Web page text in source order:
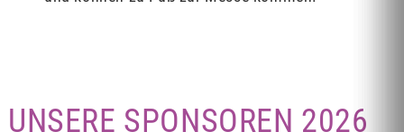
UNSERE SPONSOREN 2026